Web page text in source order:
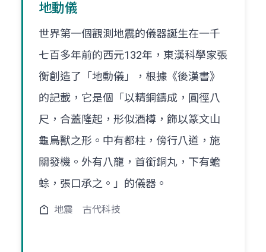
地動儀
世界第一個觀測地震的儀器誕生在一千
七百多年前的西元132年，東漢科學家張
衡創造了「地動儀」，根據《後漢書》
的記載，它是個「以精銅鑄成，圓徑八
尺，合蓋隆起，形似酒樽，飾以篆文山
龜鳥獸之形。中有都柱，傍行八道，施
關發機。外有八龍，首銜銅丸，下有蟾
蜍，張口承之。」的儀器。
地震 古代科技